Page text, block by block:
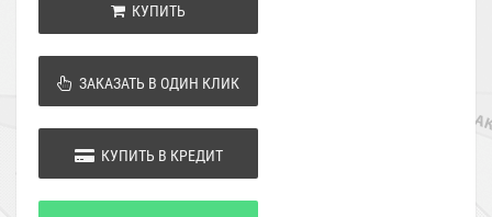
КУПИТЬ
ЗАКАЗАТЬ В ОДИН КЛИК
КУПИТЬ В КРЕДИТ